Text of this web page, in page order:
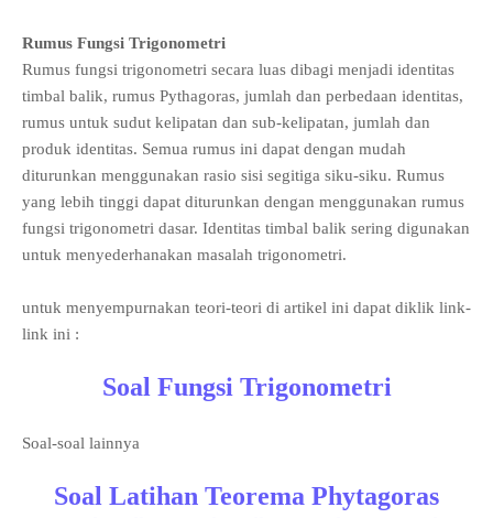
Rumus Fungsi Trigonometri
Rumus fungsi trigonometri secara luas dibagi menjadi identitas
timbal balik, rumus Pythagoras, jumlah dan perbedaan identitas,
rumus untuk sudut kelipatan dan sub-kelipatan, jumlah dan
produk identitas. Semua rumus ini dapat dengan mudah
diturunkan menggunakan rasio sisi segitiga siku-siku. Rumus
yang lebih tinggi dapat diturunkan dengan menggunakan rumus
fungsi trigonometri dasar. Identitas timbal balik sering digunakan
untuk menyederhanakan masalah trigonometri.
untuk menyempurnakan teori-teori di artikel ini dapat diklik link-
link ini :
Soal Fungsi Trigonometri
Soal-soal lainnya
Soal Latihan Teorema Phytagoras